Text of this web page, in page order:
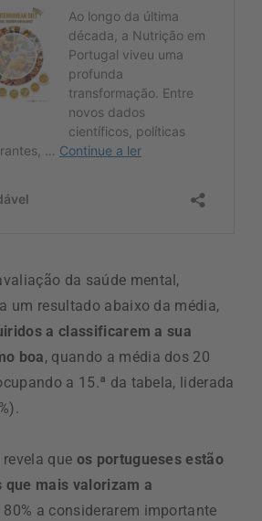
da saúde mental,
um resultado abaixo da média,
a classificarem a sua
boa, quando a média dos 20
a 15.ª da tabela, liderada
que os portugueses estão
que mais valorizam a
80% a considerarem importante